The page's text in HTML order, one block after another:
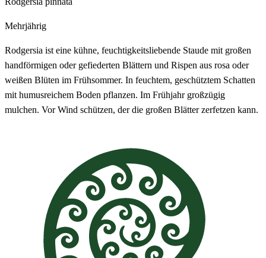
Mehrjährig
Rodgersia ist eine kühne, feuchtigkeitsliebende Staude mit großen
handförmigen oder gefiederten Blättern und Rispen aus rosa oder
weißen Blüten im Frühsommer. In feuchtem, geschütztem Schatten
mit humusreichem Boden pflanzen. Im Frühjahr großzügig
mulchen. Vor Wind schützen, der die großen Blätter zerfetzen kann.